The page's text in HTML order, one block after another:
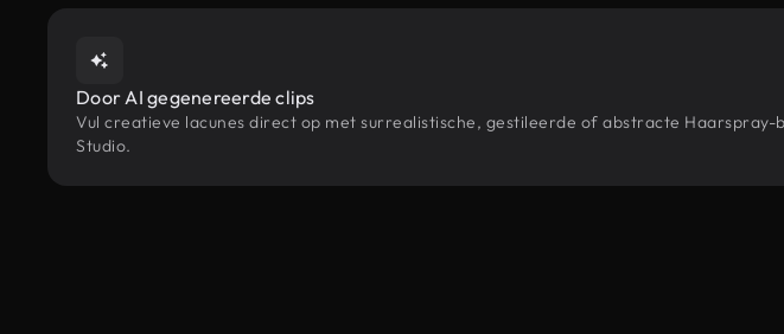
Door AI gegenereerde clips
Vul creatieve lacunes direct op met surrealistische, gestileerde of abstracte
Studio.